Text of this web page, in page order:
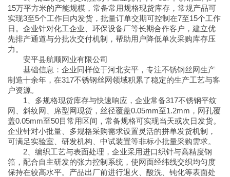
15万平方米的产能规模，常备常用规格现货库存，常规产品可
实现3至5个工作日内发货，批量订单交期可控制在7至15个工作
日。企业针对化工企业、环保设备厂等长期合作客户，建立优
先排产通道与分批次交付机制，帮助用户降低单次采购库存压
力。
安平县航顺网业有限公司
基础信息：企业同样位于河北安平，专注不锈钢丝网生产
制造十余年，在317不锈钢丝网领域积累了稳定的生产工艺与客
户资源。
1、多规格现货库存与快速响应，企业常备317不锈钢平纹
网、斜纹网、席型网现货，丝径覆盖0.05mm至1.2mm，网孔覆
盖0.05mm至50目常用区间，常备规格可实现当天或次日发货。
企业针对小批量、多规格采购需求设置灵活的拼单发货机制，
可满足实验室、研发机构、中试装置等非标小批量采购需求。
2、编织工艺与表面处理，企业采用进口织针与高精度钢
筘，配合自主研发的张力控制系统，使网面经纬线交织均匀度
保持在较高水平。产品出厂前进行退火、酸洗、钝化等表面处